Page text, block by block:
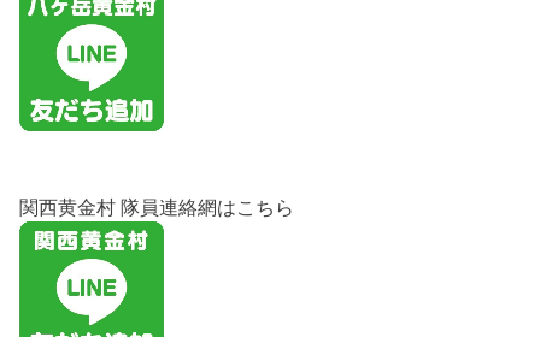
関西黄金村 隊員連絡網はこちら